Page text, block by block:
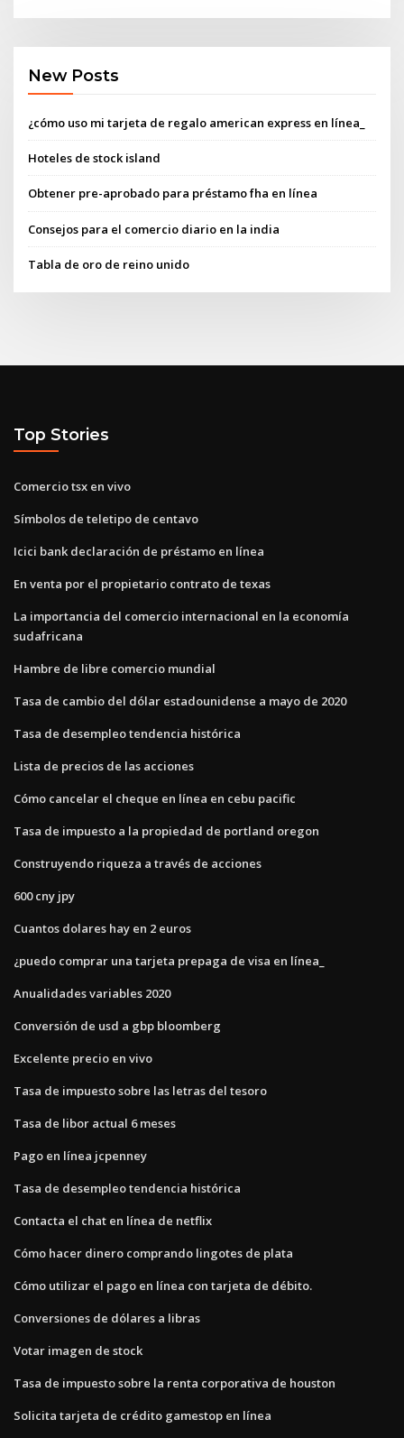
New Posts
¿cómo uso mi tarjeta de regalo american express en línea_
Hoteles de stock island
Obtener pre-aprobado para préstamo fha en línea
Consejos para el comercio diario en la india
Tabla de oro de reino unido
Top Stories
Comercio tsx en vivo
Símbolos de teletipo de centavo
Icici bank declaración de préstamo en línea
En venta por el propietario contrato de texas
La importancia del comercio internacional en la economía
sudafricana
Hambre de libre comercio mundial
Tasa de cambio del dólar estadounidense a mayo de 2020
Tasa de desempleo tendencia histórica
Lista de precios de las acciones
Cómo cancelar el cheque en línea en cebu pacific
Tasa de impuesto a la propiedad de portland oregon
Construyendo riqueza a través de acciones
600 cny jpy
Cuantos dolares hay en 2 euros
¿puedo comprar una tarjeta prepaga de visa en línea_
Anualidades variables 2020
Conversión de usd a gbp bloomberg
Excelente precio en vivo
Tasa de impuesto sobre las letras del tesoro
Tasa de libor actual 6 meses
Pago en línea jcpenney
Tasa de desempleo tendencia histórica
Contacta el chat en línea de netflix
Cómo hacer dinero comprando lingotes de plata
Cómo utilizar el pago en línea con tarjeta de débito.
Conversiones de dólares a libras
Votar imagen de stock
Tasa de impuesto sobre la renta corporativa de houston
Solicita tarjeta de crédito gamestop en línea